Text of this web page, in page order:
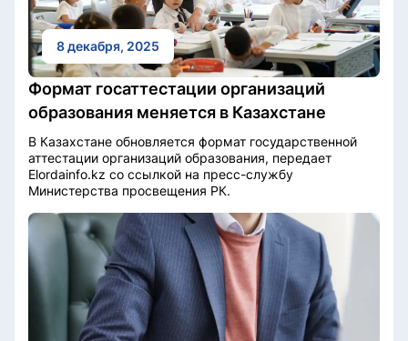
8 декабря, 2025
Формат госаттестации организаций
образования меняется в Казахстане
В Казахстане обновляется формат государственной
аттестации организаций образования, передает
Elordainfo.kz со ссылкой на пресс-службу
Министерства просвещения РК.